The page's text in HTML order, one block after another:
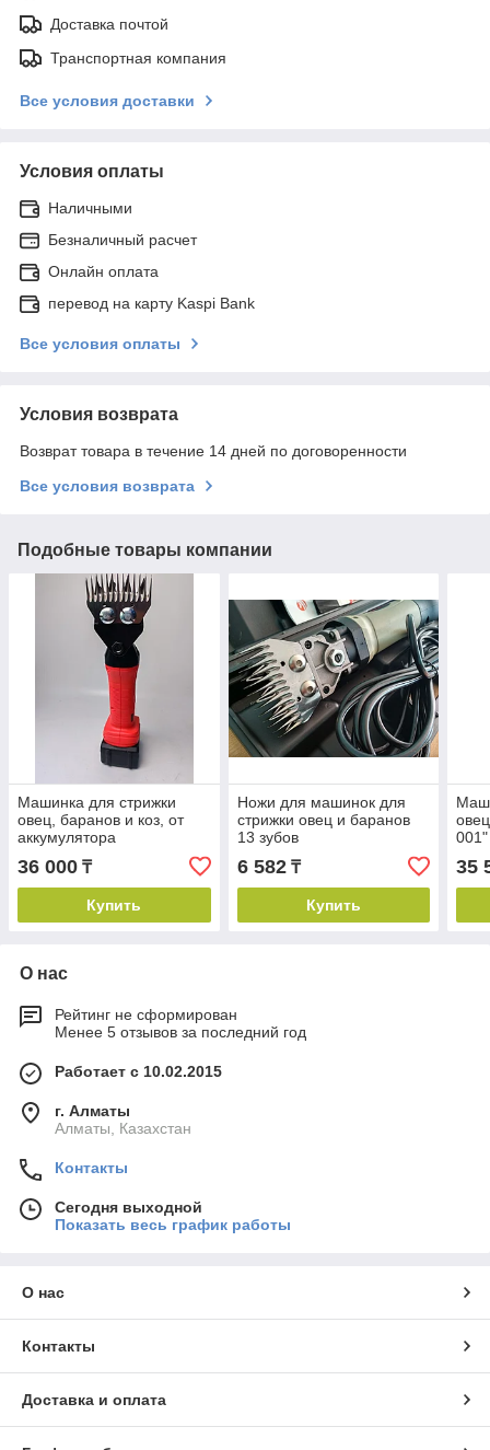
Доставка почтой
Транспортная компания
Все условия доставки
Условия оплаты
Наличными
Безналичный расчет
Онлайн оплата
перевод на карту Kaspi Bank
Все условия оплаты
Условия возврата
Возврат товара в течение 14 дней по договоренности
Все условия возврата
Подобные товары компании
Машинка для стрижки
овец, баранов и коз, от
аккумулятора
36 000 ₸
Купить
Ножи для машинок для
стрижки овец и баранов
13 зубов
6 582₸
Купить
001"
35
О нас
Рейтинг не сформирован
Менее 5 отзывов за последний год
Работает с 10.02.2015
г. Алматы
Алматы, Казахстан
Контакты
Сегодня выходной
Показать весь график работы
О нас
Контакты
Доставка и оплата